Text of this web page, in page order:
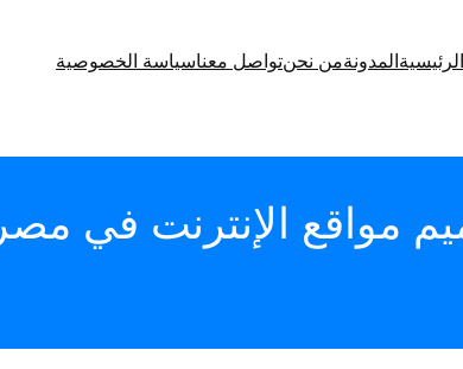
الرئيسية المدونةمن نحنتواصل معناسياسة الخصوصية
مواقع الإنترنت في مصر